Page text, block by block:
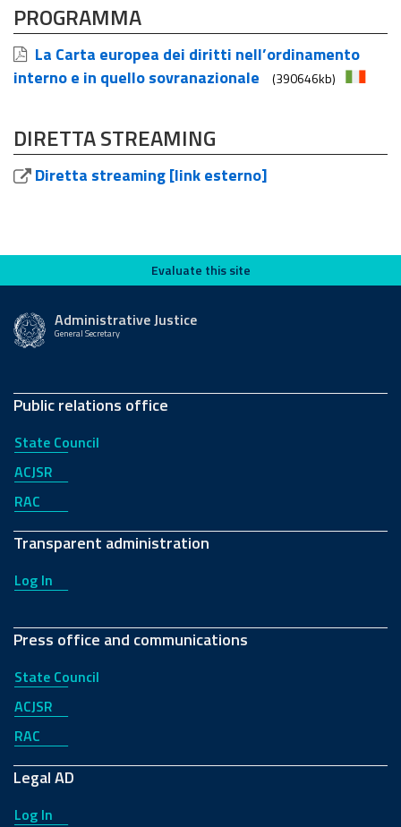
PROGRAMMA
La Carta europea dei diritti nell’ordinamento
interno e in quello sovranazionale
(390646kb)
DIRETTA STREAMING
Diretta streaming [link esterno]
Evaluate this siteEvaluate this site
Administrative Justice
General Secretary
Public relations office
State Council
ACJSR
RAC
Transparent administration
Log In
Press office and communications
State Council
ACJSR
RAC
Legal AD
Log In